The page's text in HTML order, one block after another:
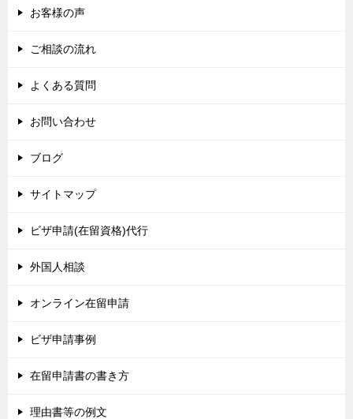
お客様の声
ご相談の流れ
よくある質問
お問い合わせ
ブログ
サイトマップ
ビザ申請(在留資格)代行
外国人相談
オンライン在留申請
ビザ申請事例
在留申請書の書き方
理由書等の例文